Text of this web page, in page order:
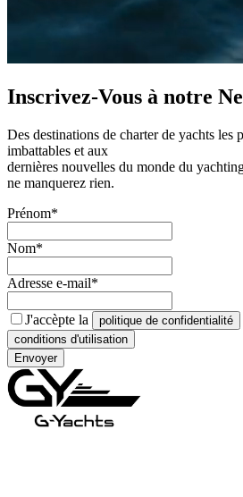
Inscrivez-Vous à notre
Des destinations de charter de yachts les
imbattables et aux
dernières nouvelles du monde du
ne manquerez rien.
Prénom*
Nom*
Adresse e-mail*
J'accèpte la politique de confidentialité
conditions d'utilisation
Envoyer